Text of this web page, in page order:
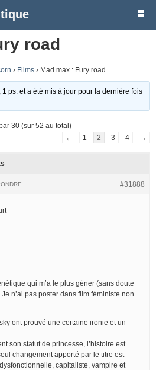
road
› Films › Mad max : Fury road
ps. et a été mis à jour pour la dernière fois
30 (sur 52 au total)
←
1 2 3 4 →
#31888
qui m’a le plus géner (sans doute
n’ai pas poster dans film féministe non
ont prouvé une certaine ironie et un
son statut de princesse, l’histoire est
changement apporté par le titre est
capitaliste, vampire et